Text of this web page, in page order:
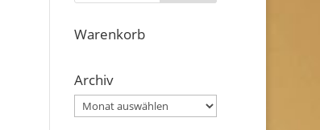
Warenkorb
Archiv
Archiv